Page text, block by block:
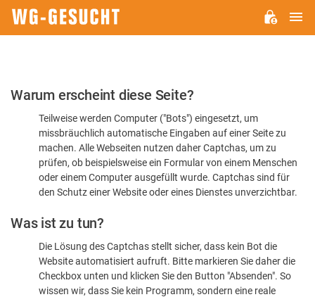
Bitte
dass
sind
Warum erscheint diese Seite?
Teilweise werden Computer ("Bots") eingesetzt, um
missbräuchlich automatische Eingaben auf einer Seite zu
machen. Alle Webseiten nutzen daher Captchas, um zu
prüfen, ob beispielsweise ein Formular von einem Menschen
oder einem Computer ausgefüllt wurde. Captchas sind für
den Schutz einer Website oder eines Dienstes unverzichtbar.
Was ist zu tun?
Die Lösung des Captchas stellt sicher, dass kein Bot die
Website automatisiert aufruft. Bitte markieren Sie daher die
Checkbox unten und klicken Sie den Button "Absenden". So
wissen wir, dass Sie kein Programm, sondern eine reale